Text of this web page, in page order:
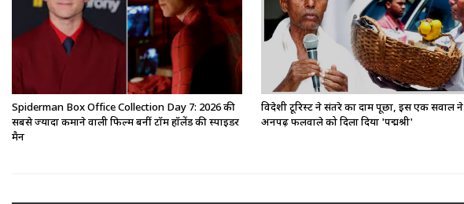
Spiderman Box Office Collection Day 7: 2026 की
सबसे ज्यादा कमाने वाली फिल्म बनीं टॉम हॉलेंड की स्पाइडर
मैन
विदेशी टूरिस्ट ने संतरे का दाम पूछा, इस एक सवाल ने
अनपढ़ फलवाले को दिला दिया 'पद्मश्री'